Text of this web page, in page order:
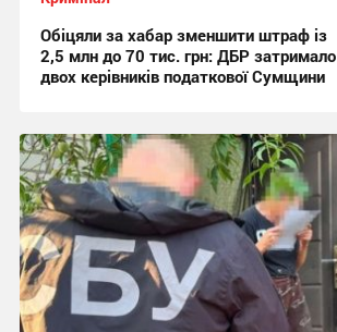
Обіцяли за хабар зменшити штраф із
2,5 млн до 70 тис. грн: ДБР затримало
двох керівників податкової Сумщини
17:42 вчора